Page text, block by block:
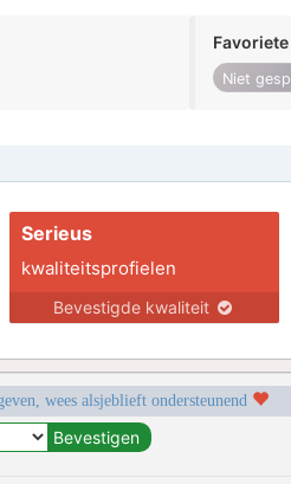
Niet
Serieus
kwaliteitsprofielen
Bevestigde kwaliteit
wees alsjeblieft ondersteunend